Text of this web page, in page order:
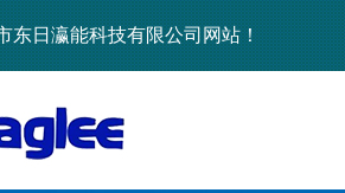
东日瀛能科技有限公司网站！